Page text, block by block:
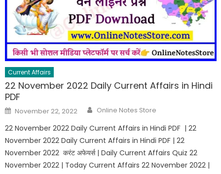
Current Affairs
22 November 2022 Daily Current Affairs in Hindi
PDF
November 22, 2022 Online Notes Store
22 November 2022 Daily Current Affairs in Hindi PDF | 22
November 2022 Daily Current Affairs in Hindi PDF | 22
November 2022 करंट अफेयर्स | Daily Current Affairs Quiz 22
November 2022 | Today Current Affairs 22 November 2022 |